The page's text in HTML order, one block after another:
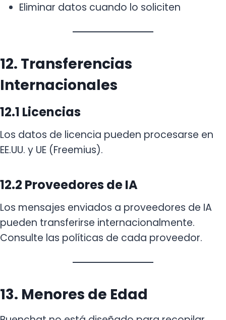
Eliminar datos cuando lo soliciten
12. Transferencias
Internacionales
12.1 Licencias
Los datos de licencia pueden procesarse en
EE.UU. y UE (Freemius).
12.2 Proveedores de IA
Los mensajes enviados a proveedores de IA
pueden transferirse internacionalmente.
Consulte las políticas de cada proveedor.
13. Menores de Edad